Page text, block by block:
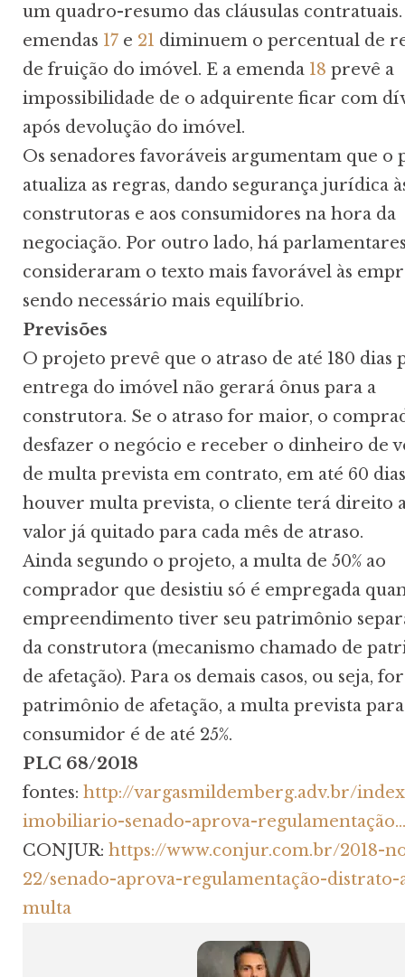
um quadro-resumo das cláusulas contratuais.
emendas 17 e 21 diminuem o percentual de
de fruição do imóvel. E a emenda 18 prevê a
impossibilidade de o adquirente ficar com
após devolução do imóvel.
Os senadores favoráveis argumentam que o
atualiza as regras, dando segurança jurídica
construtoras e aos consumidores na hora da
negociação. Por outro lado, há
consideraram o texto mais favorável às
sendo necessário mais equilíbrio.
Previsões
O projeto prevê que o atraso de até 180 dias
entrega do imóvel não gerará ônus para a
construtora. Se o atraso for maior, o
desfazer o negócio e receber o dinheiro de
de multa prevista em contrato, em até 60
houver multa prevista, o cliente terá direito a
valor já quitado para cada mês de atraso.
Ainda segundo o projeto, a multa de 50% ao
comprador que desistiu só é empregada
empreendimento tiver seu patrimônio
da construtora (mecanismo chamado de
de afetação). Para os demais casos, ou seja,
patrimônio de afetação, a multa prevista
consumidor é de até 25%.
PLC 68/2018
fontes: http://vargasmildemberg.adv.br/
imobiliario-senado-aprova-regulamentação…
CONJUR: https://www.conjur.com.br/2018-
22/senado-aprova-regulamentação-
multa